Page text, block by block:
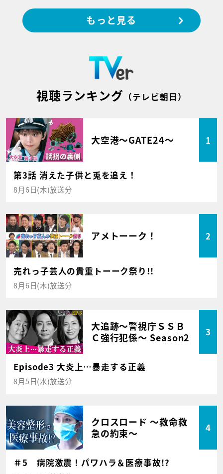
もっと見る
視聴ランキング （テレビ朝日）
大空港～GATE24～ 1
第3話 消えた子供と兎を追え！
8月6日(木)放送分
アメトーーク！ 2
売れっ子芸人の貴重トーーク祭り!!
8月6日(木)放送分
大追跡～警視庁ＳＳＢ
Ｃ強行犯係～ Season2
3
Episode3 大炎上…暴走する正義
8月5日(水)放送分
クロスロード ～救命救
急の約束～
4
＃5 病院激震！パワハラ＆医療事故!?